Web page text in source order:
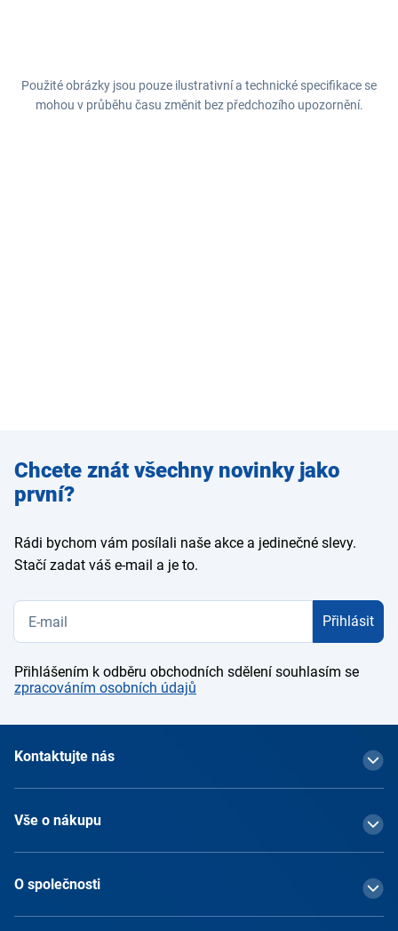
Použité obrázky jsou pouze ilustrativní a technické specifikace se
mohou v průběhu času změnit bez předchozího upozornění.
Zadejte
e-mail
Chcete znát všechny novinky jako
první?
Rádi bychom vám posílali naše akce a jedinečné slevy.
Stačí zadat váš e-mail a je to.
Přihlásit
Přihlášením k odběru obchodních sdělení souhlasím se
zpracováním osobních údajů
Kontaktujte nás
Vše o nákupu
O společnosti